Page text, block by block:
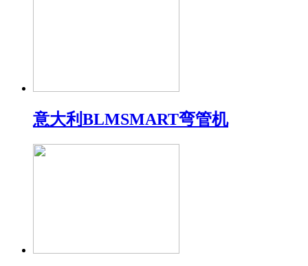
意大利BLMSMART弯管机